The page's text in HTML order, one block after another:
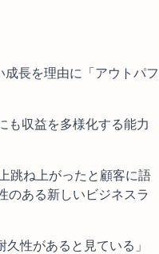
長を理由に「アウトパフ
も収益を多様化する能力
跳ね上がったと顧客に語
のある新しいビジネスラ
性があると見ている」